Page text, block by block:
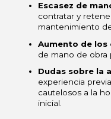
Escasez de
contratar y
mantenimiento
Aumento de los
de mano de obra
Dudas sobre la
experiencia
cautelosos a la
inicial.